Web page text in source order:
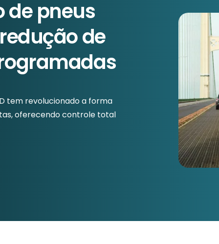
de pneus
de
tem revolucionado a forma
oferecendo controle total